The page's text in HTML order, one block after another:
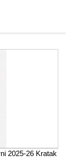
2025-26 Kratak